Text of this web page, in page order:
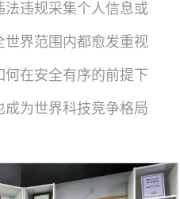
违规采集个人信息或
界范围内都愈发重视
在安全有序的前提下
为世界科技竞争格局